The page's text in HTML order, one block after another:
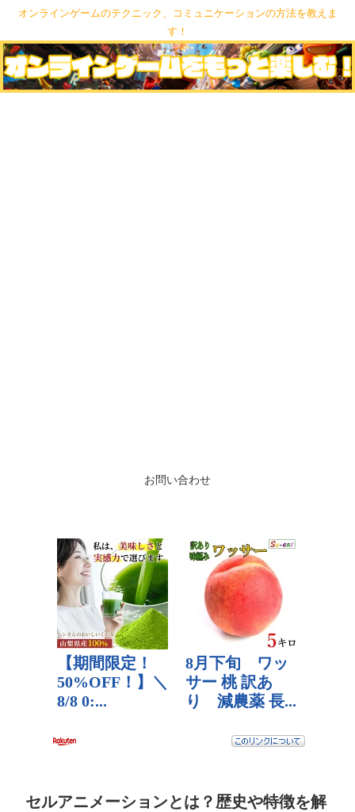
オンラインゲームのテクニック、コミュニケーションの方法を教えま
す！
お問い合わせ
セルアニメーションとは？歴史や特徴を解